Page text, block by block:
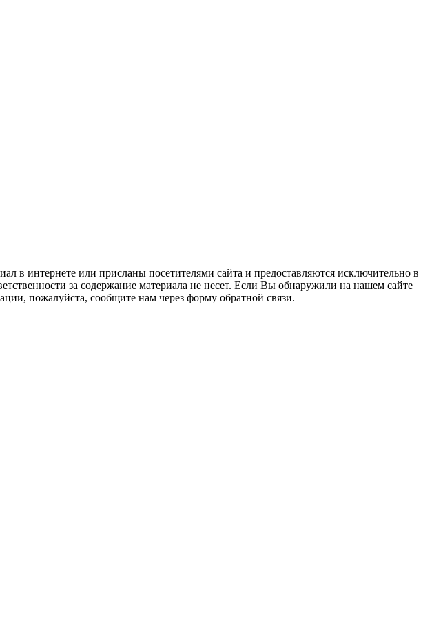
в интернете или присланы посетителями сайта и предоставляются исключительно в
за содержание материала не несет. Если Вы обнаружили на нашем сайте
пожалуйста, сообщите нам через форму обратной связи.